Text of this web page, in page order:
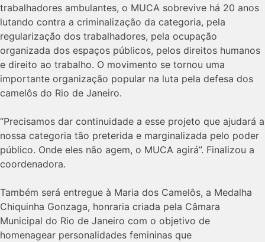
trabalhadores ambulantes, o MUCA sobrevive há 20 anos
lutando contra a criminalização da categoria, pela
regularização dos trabalhadores, pela ocupação
organizada dos espaços públicos, pelos direitos humanos
e direito ao trabalho. O movimento se tornou uma
importante organização popular na luta pela defesa dos
camelôs do Rio de Janeiro.
“Precisamos dar continuidade a esse projeto que ajudará a
nossa categoria tão preterida e marginalizada pelo poder
público. Onde eles não agem, o MUCA agirá”. Finalizou a
coordenadora.
Também será entregue à Maria dos Camelôs, a Medalha
Chiquinha Gonzaga, honraria criada pela Câmara
Municipal do Rio de Janeiro com o objetivo de
homenagear personalidades femininas que